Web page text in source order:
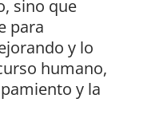
sino que
para
y lo
humano,
y la